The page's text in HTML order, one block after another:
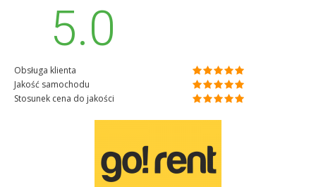
5.0
Obsługa klienta
Jakość samochodu
Stosunek cena do jakości